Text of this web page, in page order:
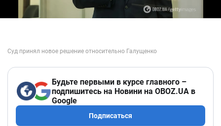
Будьте первыми в курсе главного –
подпишитесь на Новини на OBOZ.UA в
Google
Подписаться